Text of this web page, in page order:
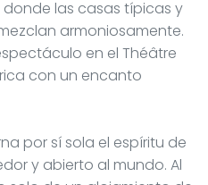
las casas típicas y
armoniosamente.
en el Théâtre
con un encanto
por sí sola el espíritu de
y abierto al mundo. Al